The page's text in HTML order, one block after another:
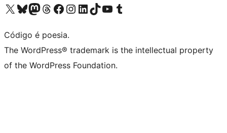
Visite a nossa conta X (antigo Twitter)
Visit our Bluesky account
Visit our Mastodon account
Visit our Threads account
Visite a nossa página do Facebook
Visite a nossa conta no Instagram
Visite a nossa conta no LinkedIn
Visit our TikTok account
Visit our YouTube channel
Visit our Tumblr account
Código é poesia.
The WordPress® trademark is the intellectual property
of the WordPress Foundation.